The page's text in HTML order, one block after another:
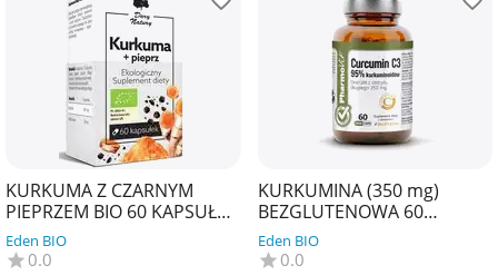
KURKUMA Z CZARNYM
PIEPRZEM BIO 60 KAPSUŁEK
- DARY NATURY
Eden BIO
0.0
KURKUMINA (350 mg)
BEZGLUTENOWA 60
KAPSUŁEK - PHARMOVIT
(CLEAN LABEL)
Eden BIO
0.0